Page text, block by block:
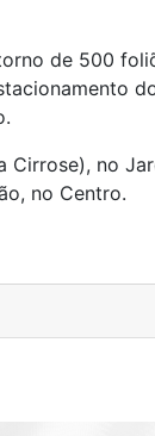
de 500
Cirrose), no
no Centro.